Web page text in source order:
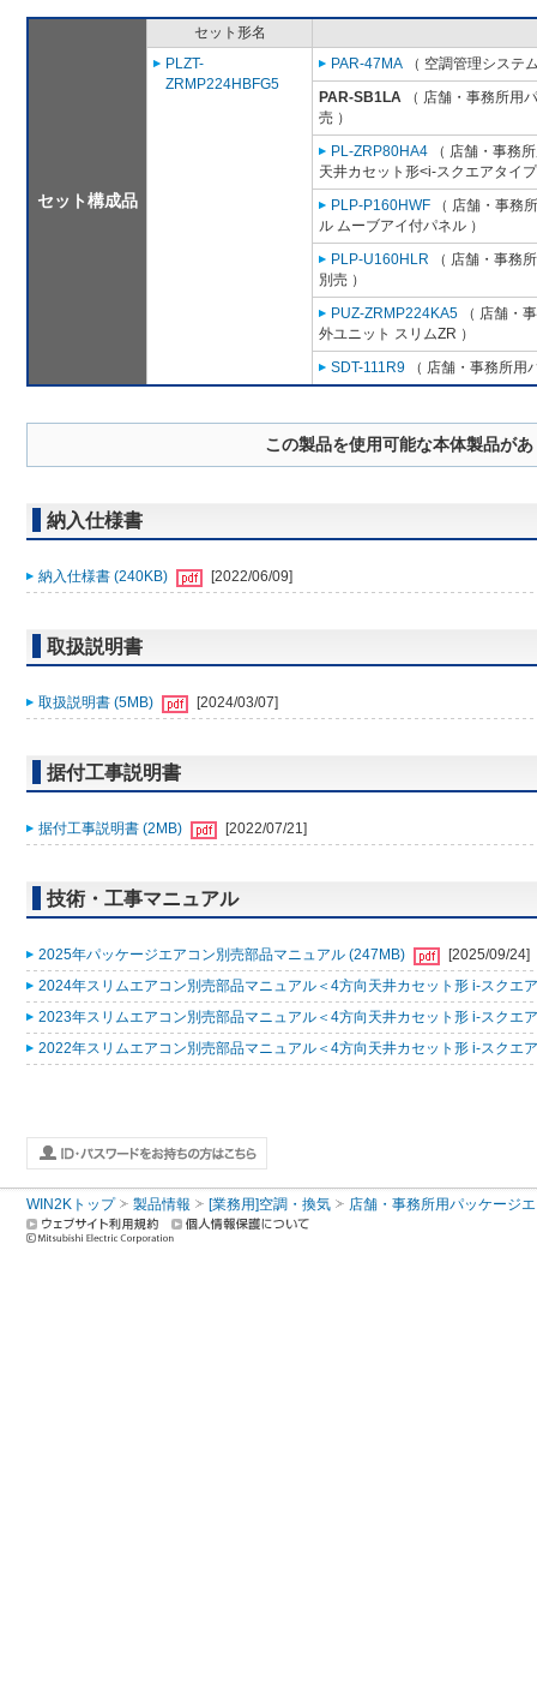
セット構成品
セット形名
PLZT-
ZRMP224HBFG5
PAR-47MA （ 空調管理システ
PAR-SB1LA （ 店舗・事務所用
売 ）
PL-ZRP80HA4 （ 店舗・事務
天井カセット形<i-スクエアタイ
PLP-P160HWF （ 店舗・事務
ル ムーブアイ付パネル ）
PLP-U160HLR （ 店舗・事務
別売 ）
PUZ-ZRMP224KA5 （ 店舗・
外ユニット スリムZR ）
SDT-111R9 （ 店舗・事務所用
この製品を使用可能な本体製品が
納入仕様書
納入仕様書 (240KB) [2022/06/09]
取扱説明書
取扱説明書 (5MB) [2024/03/07]
据付工事説明書
据付工事説明書 (2MB) [2022/07/21]
技術・工事マニュアル
2025年パッケージエアコン別売部品マニュアル (247MB)
[2025/09/24]
2024年スリムエアコン別売部品マニュアル＜4方向天井カセット形 i-スクエ
2023年スリムエアコン別売部品マニュアル＜4方向天井カセット形 i-スクエ
2022年スリムエアコン別売部品マニュアル＜4方向天井カセット形 i-スクエ
WIN2Kトップ 製品情報 [業務用]空調・換気 店舗・事務所用パッケージ